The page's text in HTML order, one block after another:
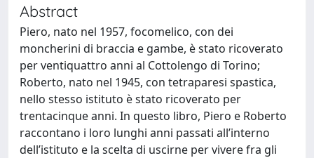
Abstract
Piero, nato nel 1957, focomelico, con dei
moncherini di braccia e gambe, è stato ricoverato
per ventiquattro anni al Cottolengo di Torino;
Roberto, nato nel 1945, con tetraparesi spastica,
nello stesso istituto è stato ricoverato per
trentacinque anni. In questo libro, Piero e Roberto
raccontano i loro lunghi anni passati all’interno
dell’istituto e la scelta di uscirne per vivere fra gli